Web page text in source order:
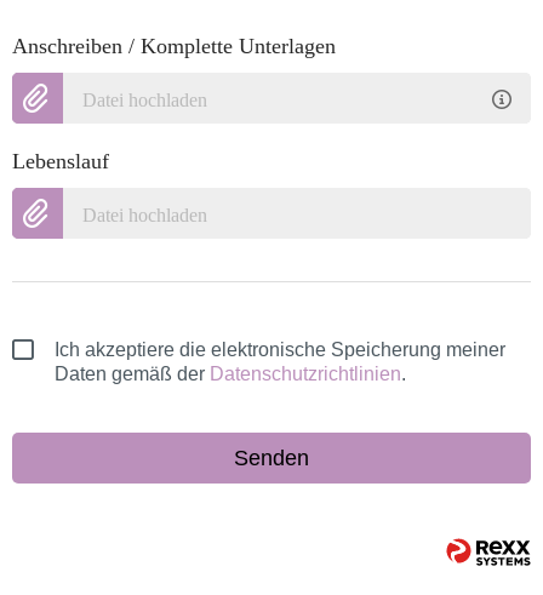
Anschreiben / Komplette Unterlagen
Datei hochladen
Lebenslauf
Datei hochladen
Ich akzeptiere die elektronische Speicherung meiner
Daten gemäß der Datenschutzrichtlinien.
Senden